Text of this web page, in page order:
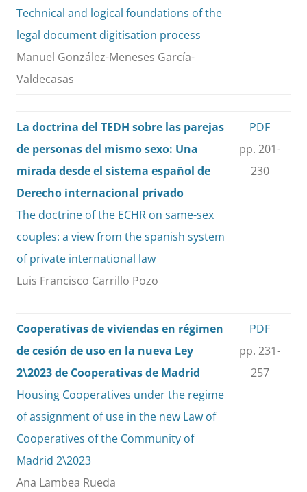
Technical and logical foundations of the
legal document digitisation process
Manuel González-Meneses García-
Valdecasas
La doctrina del TEDH sobre las parejas
de personas del mismo sexo: Una
mirada desde el sistema español de
Derecho internacional privado
The doctrine of the ECHR on same-sex
couples: a view from the spanish system
of private international law
Luis Francisco Carrillo Pozo
PDF
pp. 201-
230
Cooperativas de viviendas en régimen
de cesión de uso en la nueva Ley
2\2023 de Cooperativas de Madrid
Housing Cooperatives under the regime
of assignment of use in the new Law of
Cooperatives of the Community of
Madrid 2\2023
Ana Lambea Rueda
PDF
pp. 231-
257